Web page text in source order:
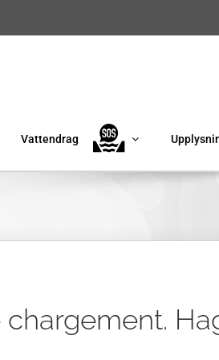
Vattendrag